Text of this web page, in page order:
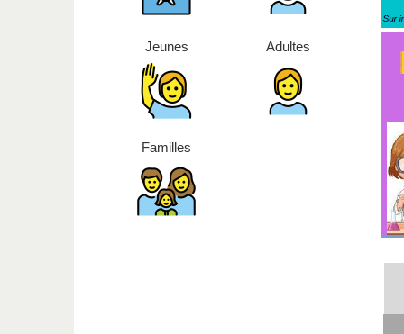
Jeunes Adultes
Familles